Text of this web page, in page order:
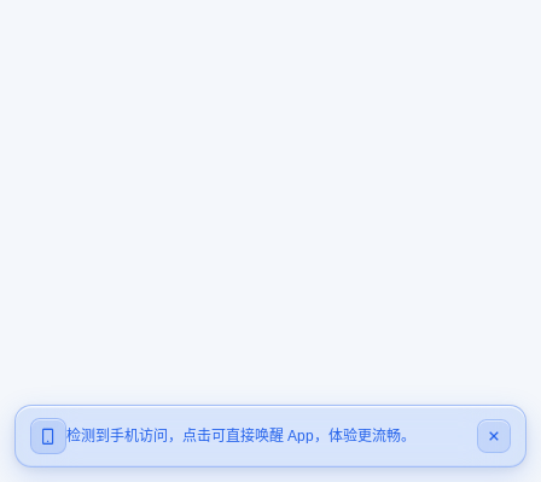
检测到手机访问，点击可直接唤醒 App，体验更流畅。